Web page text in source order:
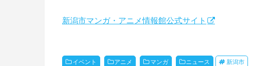
新潟市マンガ・アニメ情報館公式サイト
イベント アニメ マンガ ニュース 新潟市